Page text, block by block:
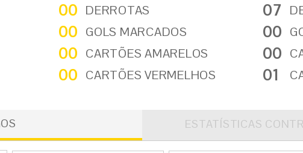
00 DERROTAS
00 GOLS MARCADOS
00 CARTÕES AMARELOS
00 CARTÕES VERMELHOS
07
00
00
01
ESTATÍSTICAS